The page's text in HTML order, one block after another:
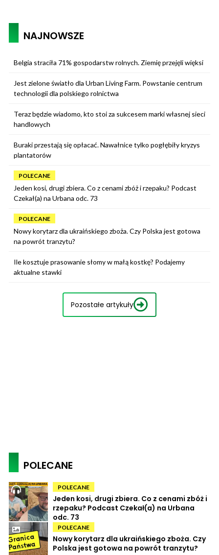
NAJNOWSZE
Belgia straciła 71% gospodarstw rolnych. Ziemię przejęli więksi
Jest zielone światło dla Urban Living Farm. Powstanie centrum
technologii dla polskiego rolnictwa
Teraz będzie wiadomo, kto stoi za sukcesem marki własnej sieci
handlowych
Buraki przestają się opłacać. Nawałnice tylko pogłębiły kryzys
plantatorów
POLECANE
Jeden kosi, drugi zbiera. Co z cenami zbóż i rzepaku? Podcast
Czekał(a) na Urbana odc. 73
POLECANE
Nowy korytarz dla ukraińskiego zboża. Czy Polska jest gotowa
na powrót tranzytu?
Ile kosztuje prasowanie słomy w małą kostkę? Podajemy
aktualne stawki
Pozostałe artykuły
POLECANE
POLECANE
Jeden kosi, drugi zbiera. Co z cenami zbóż i
rzepaku? Podcast Czekał(a) na Urbana
odc. 73
POLECANE
Nowy korytarz dla ukraińskiego zboża. Czy
Polska jest gotowa na powrót tranzytu?